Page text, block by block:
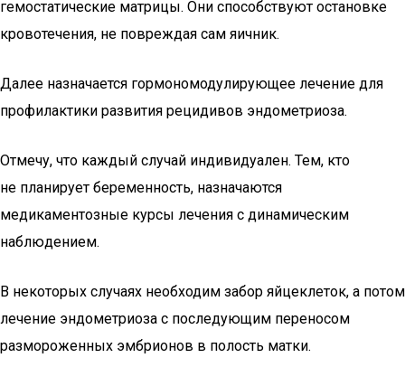
гемостатические матрицы. Они способствуют остановке
кровотечения, не повреждая сам яичник.
Далее назначается гормономодулирующее лечение для
профилактики развития рецидивов эндометриоза.
Отмечу, что каждый случай индивидуален. Тем, кто
не планирует беременность, назначаются
медикаментозные курсы лечения с динамическим
наблюдением.
В некоторых случаях необходим забор яйцеклеток, а потом
лечение эндометриоза с последующим переносом
размороженных эмбрионов в полость матки.